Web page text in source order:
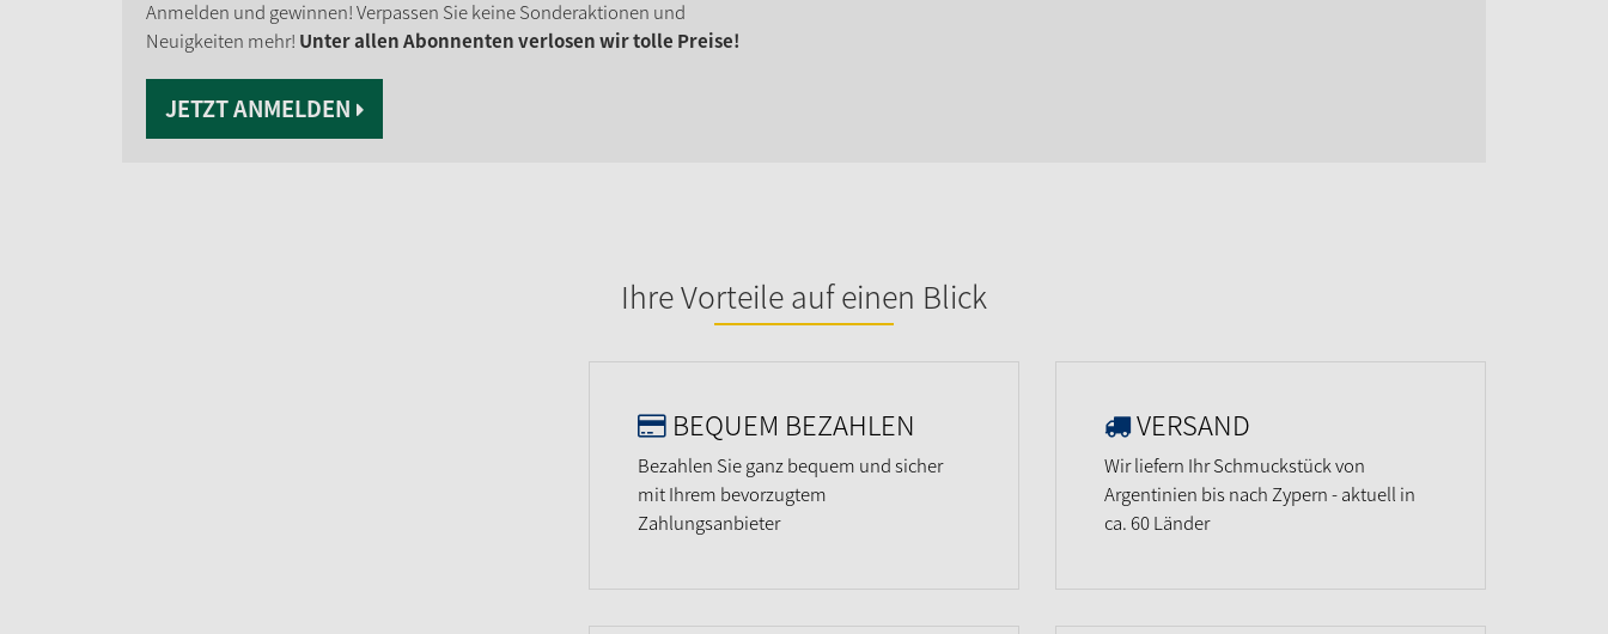
Anmelden und gewinnen! Verpassen Sie keine Sonderaktionen und
Neuigkeiten mehr! Unter allen Abonnenten verlosen wir tolle Preise!
JETZT ANMELDEN
Ihre Vorteile auf einen Blick
BEQUEM BEZAHLEN
Bezahlen Sie ganz bequem und sicher
mit Ihrem bevorzugtem
Zahlungsanbieter
VERSAND
Wir liefern Ihr Schmuckstück von
Argentinien bis nach Zypern - aktuell in
ca. 60 Länder